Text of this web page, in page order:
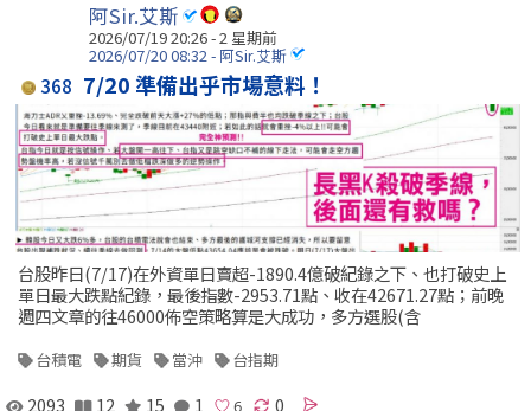
阿Sir.艾斯
2026/07/19 20:26 - 2 星期前
2026/07/20 08:32 - 阿Sir.艾斯
368 7/20 準備出乎市場意料！
台股昨日(7/17)在外資單日賣超-1890.4億破紀錄之下、也打破史上
單日最大跌點紀錄，最後指數-2953.71點、收在42671.27點；前晚
週四文章的往46000佈空策略算是大成功，多方選股(含
台積電 期貨 當沖 台指期
2093 12 15 1 0